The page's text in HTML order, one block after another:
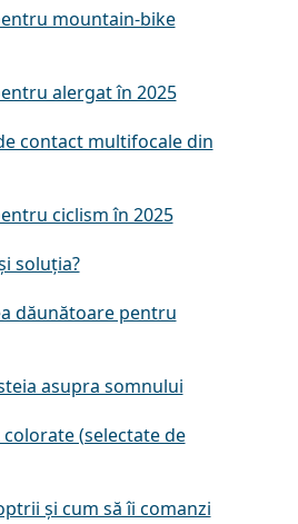
mountain-bike
alergat în 2025
contact multifocale din
ciclism în 2025
soluția?
dăunătoare pentru
asupra somnului
(selectate de
și cum să îi comanzi